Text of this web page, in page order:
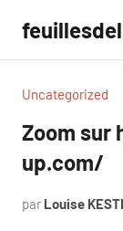
contenu
Uncategorized
Zoom
up.com/
par Louise